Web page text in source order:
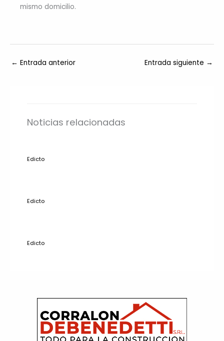
mismo domicilio.
← Entrada anterior Entrada siguiente →
Noticias relacionadas
Edicto
Edicto
Edicto